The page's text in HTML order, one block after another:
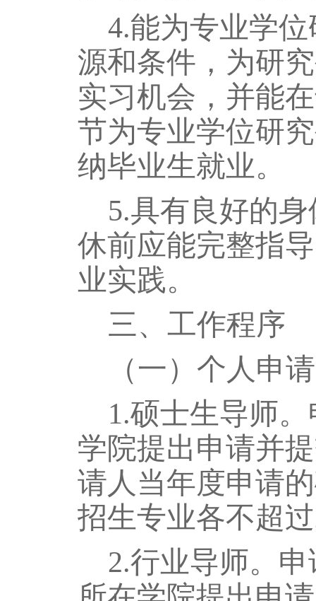
4.能为专业学
源和条件，为研
实习机会，并能
节为专业学位研
纳毕业生就业。
5.具有良好的
休前应能完整指
业实践。
三、工作程序
（一）个人申请
1.硕士生导师
学院提出申请并
请人当年度申请
招生专业各不超
2.行业导师。